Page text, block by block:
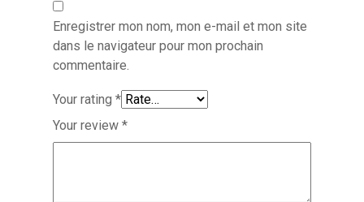
Enregistrer mon nom, mon e-mail et mon site
dans le navigateur pour mon prochain
commentaire.
Your rating *
Your review *